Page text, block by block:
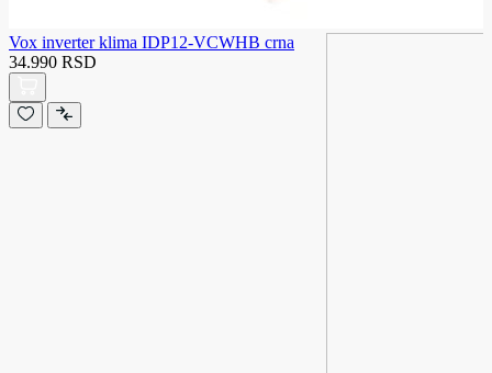
Vox inverter klima IDP12-VCWHB crna
34.990 RSD